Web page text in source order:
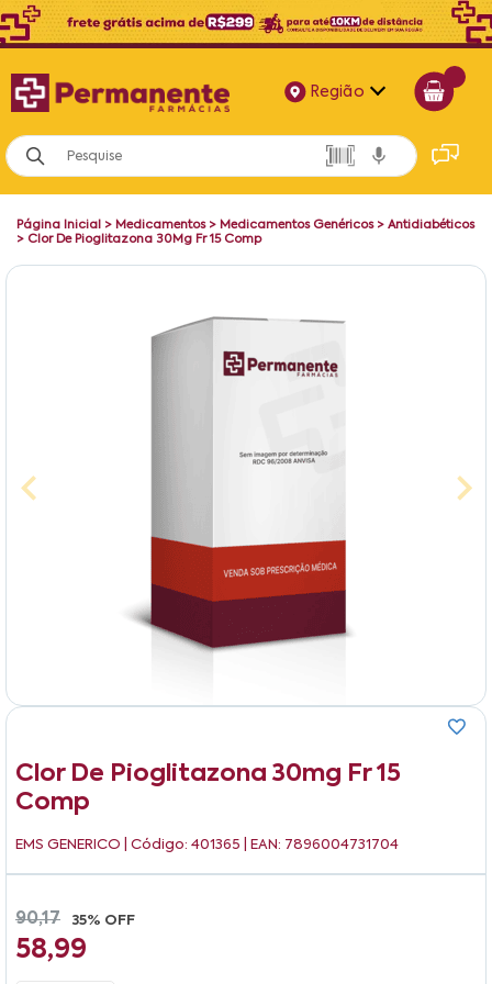
Região
Alagoas
Bahia
Página Inicial > Medicamentos> Medicamentos Genéricos> Antidiabéticos
> Clor De Pioglitazona 30Mg Fr 15 Comp
Clor De Pioglitazona 30mg Fr 15
Comp
EMS GENERICO | Código: 401365 | EAN: 7896004731704
90,17 35% OFF
58,99